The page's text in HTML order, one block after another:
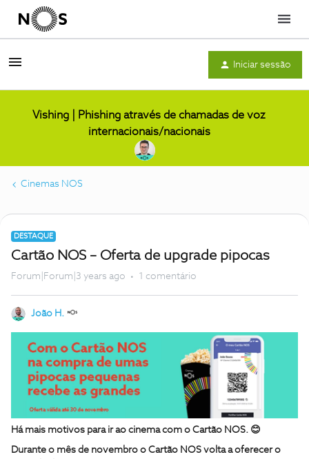
Menu
Iniciar sessão
Vishing | Phishing através de chamadas de voz
internacionais/nacionais
Cinemas NOS
DESTAQUE
Cartão NOS – Oferta de upgrade pipocas
Forum|Forum|3 years ago 1 comentário
João H.
Há mais motivos para ir ao cinema com o Cartão NOS. 😊
Durante o mês de novembro o Cartão NOS volta a oferecer o